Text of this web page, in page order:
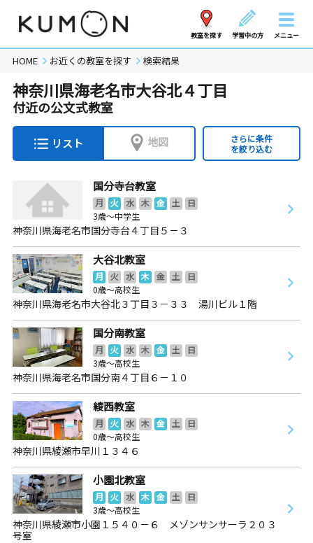
教室を探す 学習中の方 メニュー
HOME お近くの教室を探す 検索結果
神奈川県海老名市大谷北４丁目
付近の公文式教室
リスト 地図
さらに条件
を絞り込む
国分寺台教室
月 火 水 木 金 土
日
3歳～中学生
神奈川県海老名市国分寺台４丁目５－３
大谷北教室
月 火 水 木 金 土
日
0歳～高校生
神奈川県海老名市大谷北３丁目３－３３ 湯川ビル１階
国分南教室
月 火 水 木 金 土
日
3歳～高校生
神奈川県海老名市国分南４丁目６－１０
綾西教室
月 火 水 木 金 土
日
0歳～高校生
神奈川県綾瀬市早川１３４６
小園北教室
月 火 水 木 金 土
日
3歳～高校生
神奈川県綾瀬市小園１５４０－６ メゾンサンサーラ２０３
号室